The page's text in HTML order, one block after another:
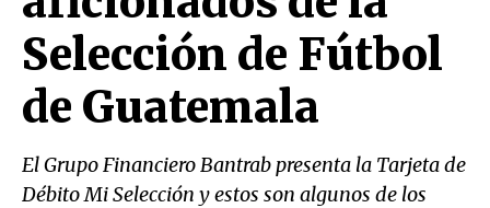
Selección de Fútbol
de Guatemala
El Grupo Financiero Bantrab presenta la Tarjeta de
Débito Mi Selección y estos son algunos de los